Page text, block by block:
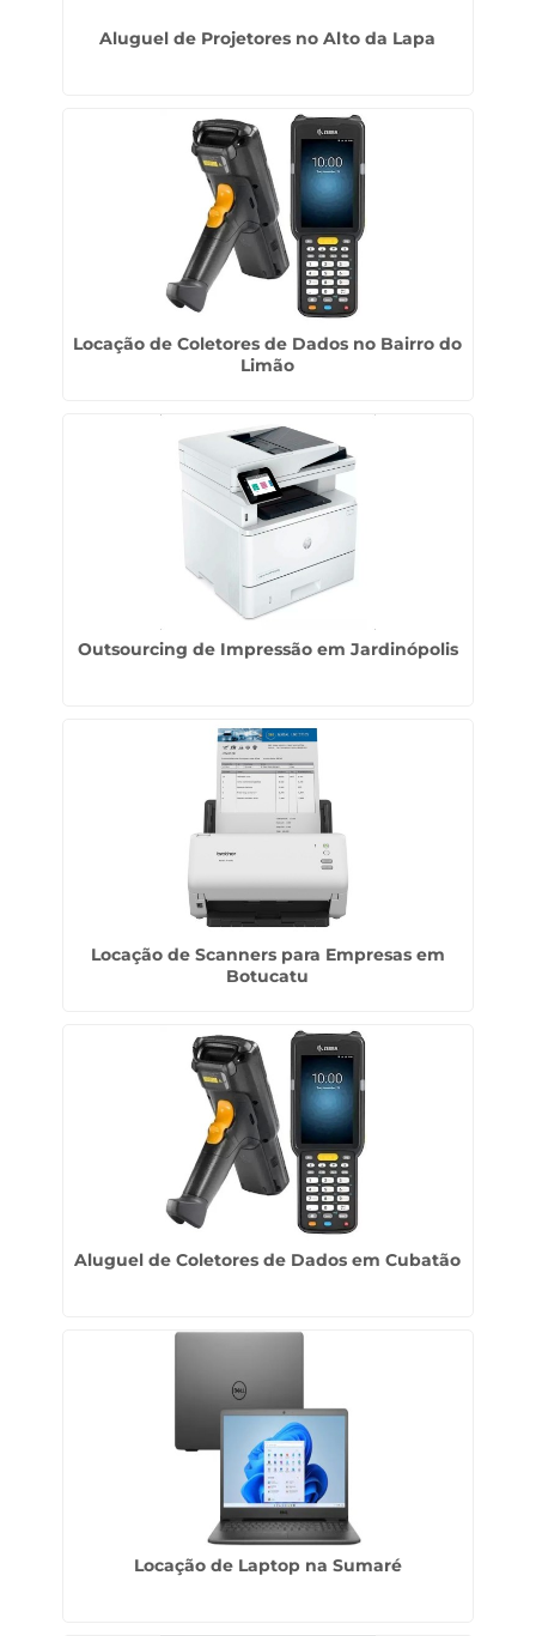
Aluguel de Projetores no Alto da Lapa
Locação de Coletores de Dados no Bairro do
Limão
Outsourcing de Impressão em Jardinópolis
Locação de Scanners para Empresas em
Botucatu
Aluguel de Coletores de Dados em Cubatão
Locação de Laptop na Sumaré